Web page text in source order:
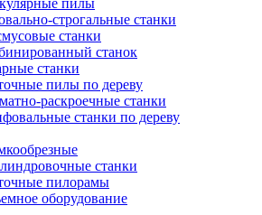
пилы
строгальные станки
станки
станок
станки
пилы по дереву
раскроечные станки
станки по дереву
станки
пилорамы
оборудование